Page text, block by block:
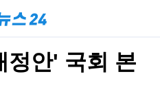
정안' 국회 본